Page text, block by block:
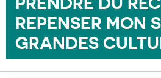
REPENSER MON
GRANDES